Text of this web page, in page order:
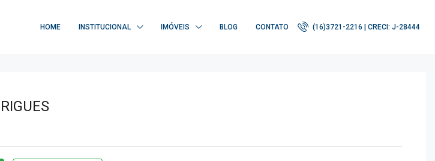
HOME INSTITUCIONAL IMÓVEIS BLOG CONTATO (16)3721-2216 | CRECI: J-28444